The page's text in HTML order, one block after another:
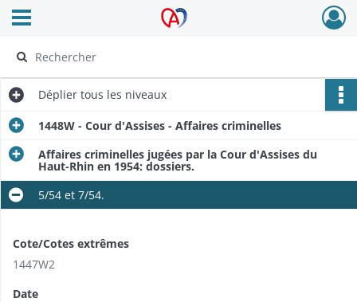
Archives Alsace - Colmar
Ouvrir le menu déroulant
Déplier tous les niveaux
1448W - Cour d'Assises - Affaires criminelles
Affaires criminelles jugées par la Cour d'Assises du
Haut-Rhin en 1954: dossiers.
5/54 et 7/54.
Cote/Cotes extrêmes
1447W2
Date